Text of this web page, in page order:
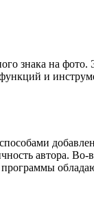
знака на
и
автора.